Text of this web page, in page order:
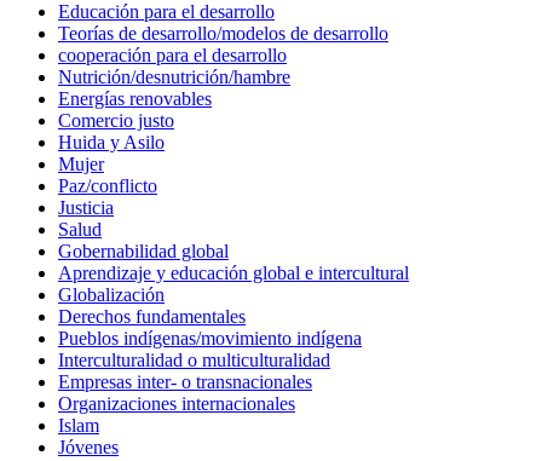
Educación para el desarrollo
Teorías de desarrollo/modelos de desarrollo
cooperación para el desarrollo
Nutrición/desnutrición/hambre
Energías renovables
Comercio justo
Huida y Asilo
Mujer
Paz/conflicto
Justicia
Salud
Gobernabilidad global
Aprendizaje y educación global e intercultural
Globalización
Derechos fundamentales
Pueblos indígenas/movimiento indígena
Interculturalidad o multiculturalidad
Empresas inter- o transnacionales
Organizaciones internacionales
Islam
Jóvenes